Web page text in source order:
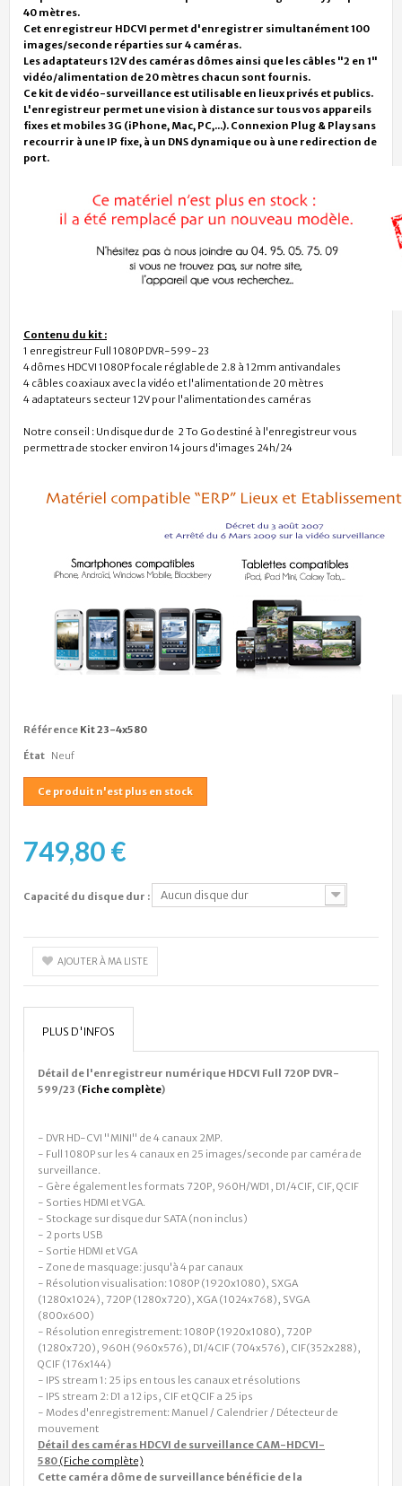
40 mètres.
Cet enregistreur HDCVI permet d'enregistrer simultanément 100
images/seconde réparties sur 4 caméras.
Les adaptateurs 12V des caméras dômes ainsi que les câbles "2 en 1"
vidéo/alimentation de 20 mètres chacun sont fournis.
Ce kit de vidéo-surveillance est utilisable en lieux privés et publics.
L'enregistreur permet une vision à distance sur tous vos appareils
fixes et mobiles 3G (iPhone, Mac, PC,...). Connexion Plug & Play sans
recourrir à une IP fixe, à un DNS dynamique ou à une redirection de
port.
Contenu du kit :
1 enregistreur Full 1080P DVR-599-23
4 dômes HDCVI 1080P focale réglable de 2.8 à 12mm antivandales
4 câbles coaxiaux avec la vidéo et l'alimentation de 20 mètres
4 adaptateurs secteur 12V pour l'alimentation des caméras
Notre conseil : Un disque dur de 2 To Go destiné à l'enregistreur vous
permettra de stocker environ 14 jours d'images 24h/24
Référence Kit 23-4x580
État Neuf
Ce produit n'est plus en stock
749,80 €
Capacité du disque dur : Aucun disque dur
AJOUTER À MA LISTE
PLUS D'INFOS
Détail de l'enregistreur numérique HDCVI Full 720P DVR-
599/23 (Fiche complète)
- DVR HD-CVI "MINI" de 4 canaux 2MP.
- Full 1080P sur les 4 canaux en 25 images/seconde par caméra de
surveillance.
- Gère également les formats 720P, 960H/WD1, D1/4CIF, CIF, QCIF
- Sorties HDMI et VGA.
- Stockage sur disque dur SATA (non inclus)
- 2 ports USB
- Sortie HDMI et VGA
- Zone de masquage: jusqu'à 4 par canaux
- Résolution visualisation: 1080P (1920x1080), SXGA
(1280x1024), 720P (1280x720), XGA (1024x768), SVGA
(800x600)
- Résolution enregistrement: 1080P (1920x1080), 720P
(1280x720), 960H (960x576), D1/4CIF (704x576), CIF(352x288),
QCIF (176x144)
- IPS stream 1: 25 ips en tous les canaux et résolutions
- IPS stream 2: D1 a 12 ips, CIF et QCIF a 25 ips
- Modes d'enregistrement: Manuel / Calendrier / Détecteur de
mouvement
Détail des caméras HDCVI de surveillance CAM-HDCVI-
580 (Fiche complète)
Cette caméra dôme de surveillance bénéficie de la